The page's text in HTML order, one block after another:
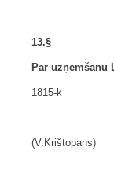
13.§
Par
1815-k
(V.Krištopans)